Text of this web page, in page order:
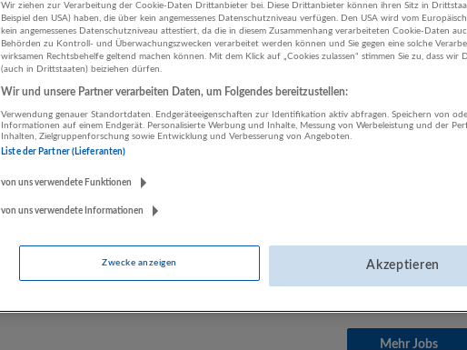
Mitglied der Geschäftsführung (m/w/d)
GmbH.
Salzburg
Geschäftsführung, Leitung
Geschäftsführung, Leitung | Verkauf |
Mehr Jobs
Wir ziehen zur Verarbeitung der Cookie-Daten Drittanbieter bei. Diese Drittanbieter können ihren Sitz in
Beispiel den USA) haben, die über kein angemessenes Datenschutzniveau verfügen. Den USA wird vom
kein angemessenes Datenschutzniveau attestiert, da die in diesem Zusammenhang verarbeiteten Cookie-Daten
Behörden zu Kontroll- und Überwachungszwecken verarbeitet werden können und Sie gegen eine solche
wirksamen Rechtsbehelfe geltend machen können. Mit dem Klick auf „Cookies zulassen“ stimmen Sie zu, dass wir
(auch in Drittstaaten) beiziehen dürfen.
Wir und unsere Partner verarbeiten Daten, um Folgendes bereitzustellen:
Verwendung genauer Standortdaten. Endgeräteeigenschaften zur Identifikation aktiv abfragen. Speichern von
Informationen auf einem Endgerät. Personalisierte Werbung und Inhalte, Messung von Werbeleistung und der
Inhalten, Zielgruppenforschung sowie Entwicklung und Verbesserung von Angeboten.
Liste der Partner (Lieferanten)
von uns verwendete Funktionen
von uns verwendete Informationen
Zwecke anzeigen Akzeptieren